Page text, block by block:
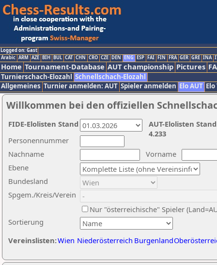
Logged on: Gast
Arabic ARM AZE BIH BUL CAT CHN CRO CZE DEN ENG ESP FAI FIN FRA GER GRE INA
Home Tournament-Database AUT championship Pictures
Turnierschach-Elozahl Schnellschach-Elozahl
Allgemeines Turnier anmelden: AUT Spieler anmelden Elo AUT
Willkommen bei den offiziellen
Nachname
Vorname
Ebene
Sortierung
Personennummer
Bundesland
Spgem./Kreis/Verein
Nur "österreichische" Spieler
Vereinslisten:Wien Niederösterreich Burgenland
AUT-Elolisten
4.233
FIDE-Elolisten Stand